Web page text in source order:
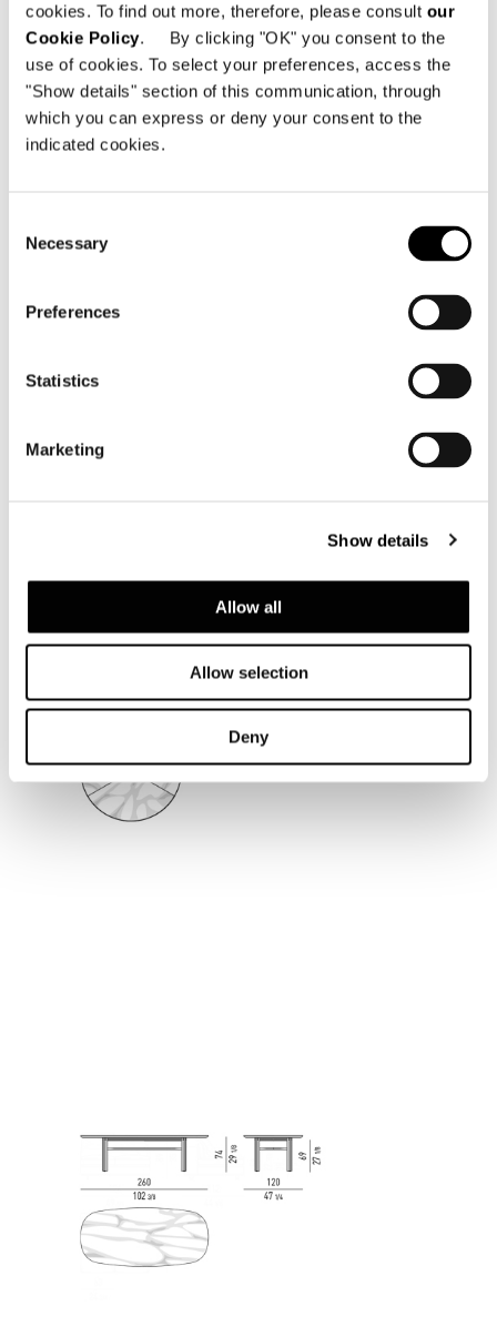
cookies. To find out more, therefore, please consult our
Cookie Policy. By clicking "OK" you consent to the
use of cookies. To select your preferences, access the
"Show details" section of this communication, through
which you can express or deny your consent to the
indicated cookies.
Selection
Necessary
Preferences
Statistics
Marketing
Show details
Allow all
Allow selection
Deny